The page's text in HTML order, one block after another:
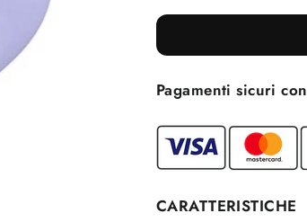
Pagamenti sicuri
CARATTERISTICHE